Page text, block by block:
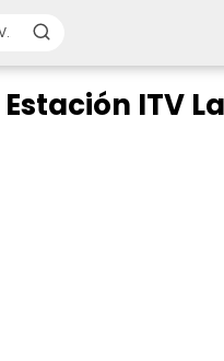
Estación ITV